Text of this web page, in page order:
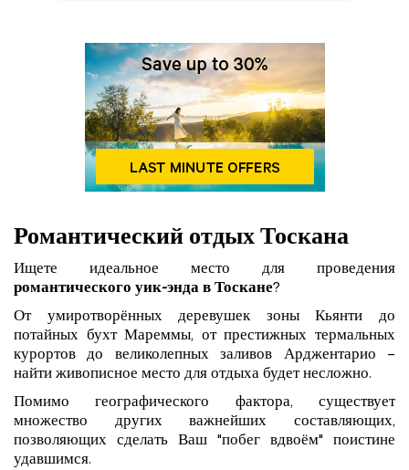
Романтический отдых Тоскана
Ищете идеальное место для проведения
романтического уик-энда в Тоскане?
От умиротворённых деревушек зоны Кьянти до
потайных бухт Мареммы, от престижных термальных
курортов до великолепных заливов Арджентарио –
найти живописное место для отдыха будет несложно.
Помимо географического фактора, существует
множество других важнейших составляющих,
позволяющих сделать Ваш "побег вдвоём" поистине
удавшимся.